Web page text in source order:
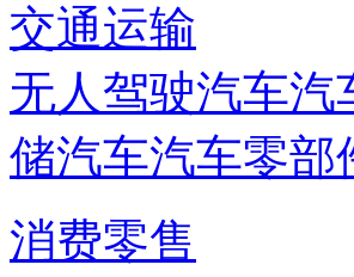
交通运输
无人驾驶汽车汽
储汽车汽车零部
消费零售